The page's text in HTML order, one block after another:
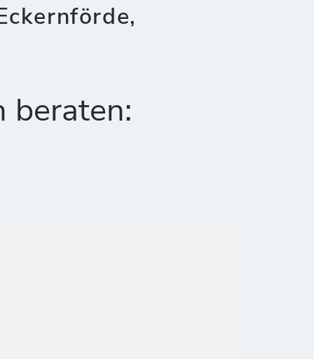
beraten: